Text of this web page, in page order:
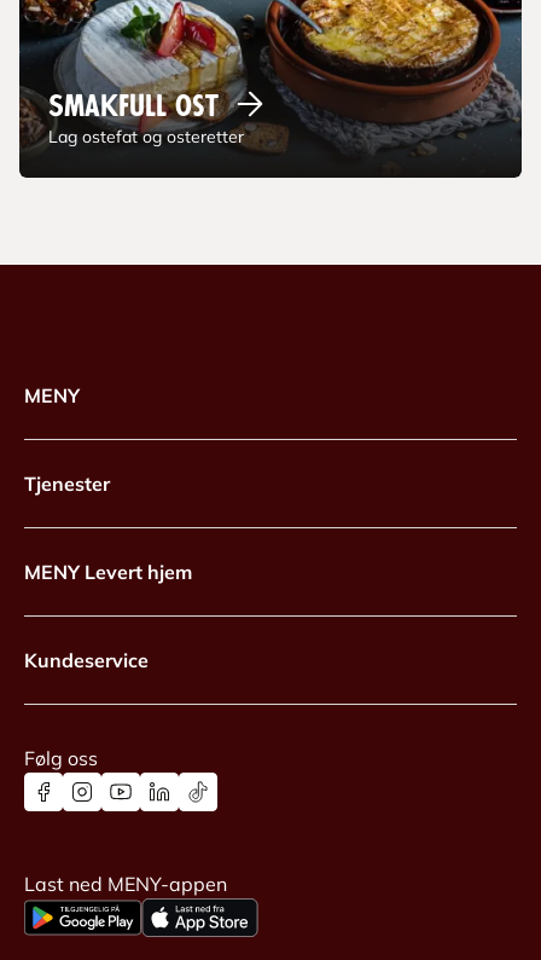
Smakfull ost
Lag ostefat og osteretter
MENY
Tjenester
MENY Levert hjem
Kundeservice
Følg oss
Last ned MENY-appen